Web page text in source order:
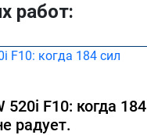
работ:
F10: когда 184
радует.